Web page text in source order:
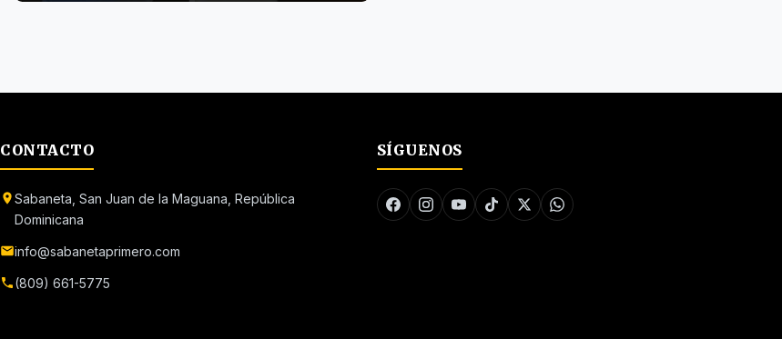
CONTACTO
Sabaneta, San Juan de la Maguana, República
Dominicana
info@sabanetaprimero.com
(809) 661-5775
SÍGUENOS